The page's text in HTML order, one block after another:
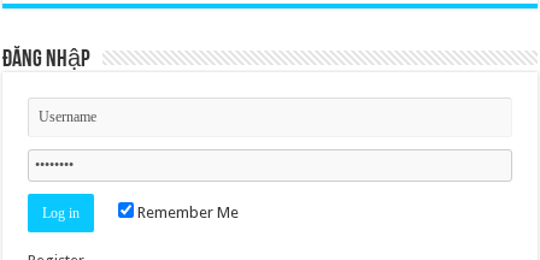
Đăng nhập
Remember Me